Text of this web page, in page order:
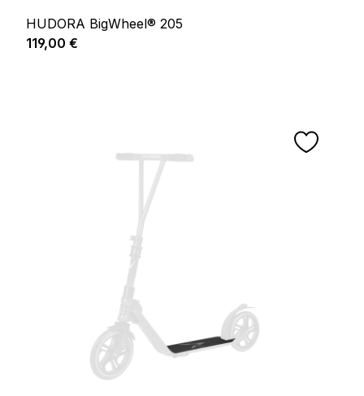
HUDORA BigWheel® 205
Prix régulier :
119,00 €